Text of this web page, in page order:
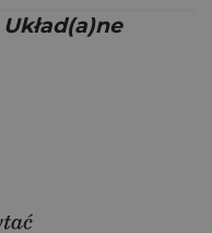
Układ(a)ne